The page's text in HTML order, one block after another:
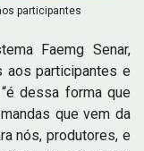
participantes
Faemg Senar,
aos participantes e
dessa forma que
que vem da
nós, produtores, e